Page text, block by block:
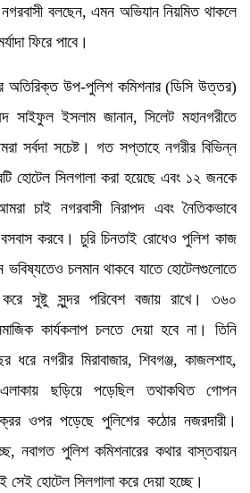
নগরবাসী বলছেন, এমন অভিযান নিয়মিত থাকলে
ফিরে পাবে।
অতিরিক্ত উপ-পুলিশ কমিশনার (ডিসি উত্তর)
সাইফুল ইসলাম জানান, সিলেট মহানগরীতে
সর্বদা সচেষ্ট। গত সপ্তাহে নগরীর বিভিন্ন
হোটেল সিলগালা করা হয়েছে এবং ১২ জনকে
চাই নগরবাসী নিরাপদ এবং নৈতিকভাবে
বসবাস করবে। চুরি চিনতাই রোধেও পুলিশ কাজ
চলমান থাকবে যাতে হোটেলগুলোতে
সুষ্টু সুন্দর পরিবেশ বজায় রাখে। ৩৬০
কার্যকলাপ চলতে দেয়া হবে না। তিনি
নগরীর মিরাবাজার, শিবগঞ্জ, কাজলশাহ,
ছড়িয়ে পড়েছিল তথাকথিত গোপন
ওপর পড়েছে পুলিশের কঠোর নজরদারী।
নবাগত পুলিশ কমিশনারের কথার বাস্তবায়ন
সেই হোটেল সিলগালা করে দেয়া হচ্ছে।